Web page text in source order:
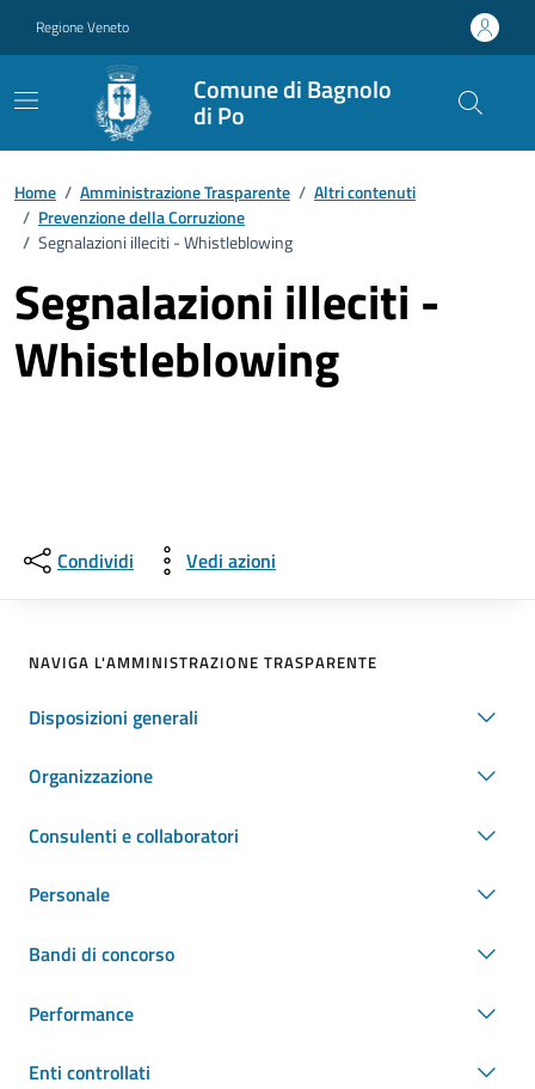
Regione Veneto
Comune di Bagnolo
di Po
Home / Amministrazione Trasparente / Altri contenuti
/ Prevenzione della Corruzione
/ Segnalazioni illeciti - Whistleblowing
Segnalazioni illeciti -
Whistleblowing
Condividi Vedi azioni
NAVIGA L'AMMINISTRAZIONE TRASPARENTE
Disposizioni generali
Organizzazione
Consulenti e collaboratori
Personale
Bandi di concorso
Performance
Enti controllati